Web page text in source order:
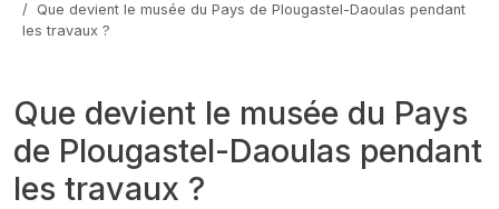
Que devient le musée du Pays de Plougastel-Daoulas pendant
les travaux ?
Que devient le musée du Pays
de Plougastel-Daoulas pendant
les travaux ?